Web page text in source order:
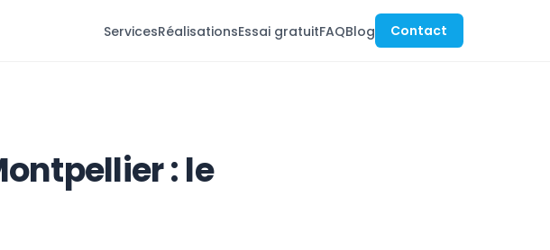
ServicesRéalisationsEssai gratuitFAQBlog Contact
: le